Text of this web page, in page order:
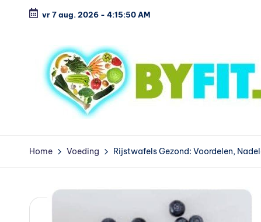
vr 7 aug. 2026 - 4:15:51 AM
B
i
l
en
Home Voeding Rijstwafels Gezond: Voordelen,